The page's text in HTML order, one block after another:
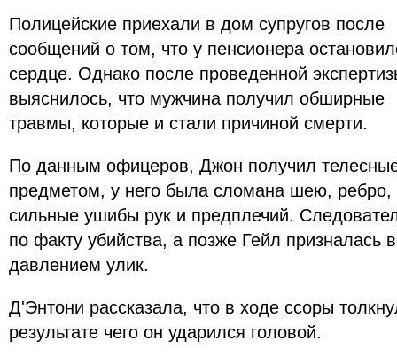
Полицейские приехали в дом супругов после
сообщений о том, что у пенсионера
сердце. Однако после проведенной
выяснилось, что мужчина получил обширные
травмы, которые и стали причиной смерти.
По данным офицеров, Джон получил
предметом, у него была сломана шею, ребро,
сильные ушибы рук и предплечий.
по факту убийства, а позже Гейл призналась
давлением улик.
Д'Энтони рассказала, что в ходе ссоры
результате чего он ударился головой.